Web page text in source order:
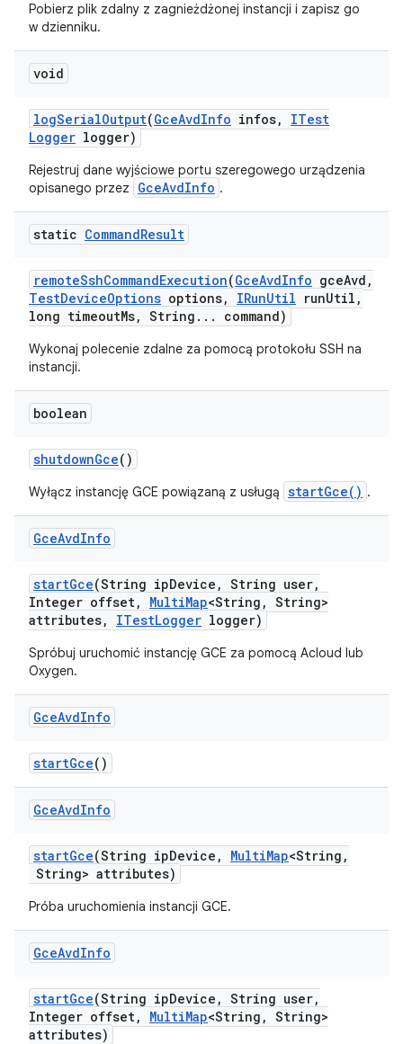
Pobierz plik zdalny z zagnieżdżonej instancji i zapisz go
w dzienniku.
void
logSerialOutput(GceAvdInfo infos,
ITest
Logger logger)
Rejestruj dane wyjściowe portu szeregowego urządzenia
opisanego przez
GceAvdInfo .
static CommandResult
remoteSshCommandExecution(GceAvdInfo gceAvd ,
TestDeviceOptions options, IRunUtil runUtil ,
long timeoutMs, String . . . command)
Wykonaj polecenie zdalne za pomocą protokołu SSH na
instancji.
boolean
shutdownGce()
Wyłącz instancję GCE powiązaną z usługą startGce() .
GceAvdInfo
startGce(String ipDevice , String user,
Integer offset, MultiMap<String , String>
attributes, ITestLogger logger)
Spróbuj uruchomić instancję GCE za pomocą Acloud lub
Oxygen.
GceAvdInfo
startGce()
GceAvdInfo
startGce(String ipDevice , MultiMap<String ,
String> attributes)
Próba uruchomienia instancji GCE.
GceAvdInfo
startGce(String ipDevice , String user,
Integer offset, MultiMap<String , String>
attributes)